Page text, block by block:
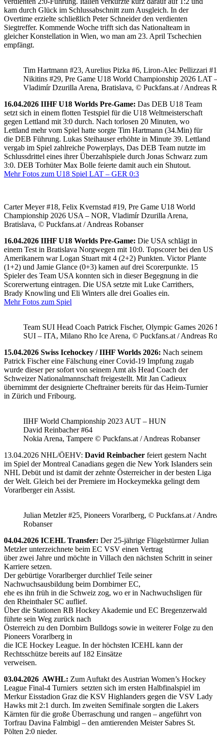
kam durch Glück im Schlussabschnitt zum Ausgleich. In der
Overtime erzielte schließlich Peter Schneider den verdienten
Siegtreffer. Kommende Woche trifft sich das Nationalteam in
gleicher Konstellation in Wien, wo man am 23. April Tschechien
empfängt.
Tim Hartmann #23, Aurelius Pizka #6, Liron-Alec Pellizzari
Nikitins #29, Pre Game U18 World Championship 2026 LAT
Vladimír Dzurilla Arena, Bratislava, © Puckfans.at / Andreas
16.04.2026 IIHF U18 Worlds Pre-Game: Das DEB U18 Team
setzt sich in einem flotten Testspiel für die U18 Weltmeisterschaft
gegen Lettland mit 3:0 durch. Nach torlosen 20 Minuten, wo
Lettland mehr vom Spiel hatte sorgte Tim Hartmann (34.Min) für
die DEB Führung. Lukas Steihauser erhöhte in Minute 39. Lettland
vergab im Spiel zahlreiche Powerplays, Das DEB Team nutzte im
Schlussdrittel eines ihrer Überzahlspiele durch Jonas Schwarz zum
3:0. DEB Torhüter Max Bolle feierte damit auch ein Shutout.
Mehr Fotos zum U18 Spiel LAT – GER 0:3
Carter Meyer #18, Felix Kvernstad #19, Pre Game U18 World
Championship 2026 USA – NOR, Vladimír Dzurilla Arena,
Bratislava, © Puckfans.at / Andreas Robanser
16.04.2026 IIHF U18 Worlds Pre-Game: Die USA schlägt in
einem Test in Bratislava Norgwegen mit 10:0. Topscorer bei den US
Amerikanern war Logan Stuart mit 4 (2+2) Punkten. Victor Plante
(1+2) und Jamie Glance (0+3) kamen auf drei Scorerpunkte. 15
Spieler des Team USA konnten sich in dieser Begegnung in die
Scorerwertung eintragen. Die USA setzte mit Luke Carrithers,
Brady Knowling und Eli Winters alle drei Goalies ein.
Mehr Fotos zum Spiel
Team SUI Head Coach Patrick Fischer, Olympic Games 2026
SUI – ITA, Milano Rho Ice Arena, © Puckfans.at / Andreas
15.04.2026 Swiss Icehockey / IIHF Worlds 2026: Nach seinem
Patrick Fischer eine Fälschung einer Covid-19 Impfung zugab
wurde dieser per sofort von seinem Amt als Head Coach der
Schweizer Nationalmannschaft freigestellt. Mit Jan Cadieux
übernimmt der designierte Cheftrainer bereits für das Heim-Turnier
in Zürich und Fribourg.
IIHF World Championship 2023 AUT – HUN
David Reinbacher #64
Nokia Arena, Tampere © Puckfans.at / Andreas Robanser
13.04.2026 NHL/ÖEHV: David Reinbacher feiert gestern Nacht
im Spiel der Montreal Canadians gegen die New York Islanders sein
NHL Debüt und ist damit der zehnte Österreicher in der besten Liga
der Welt. Gleich bei der Premiere im Hockeymekka gelingt dem
Vorarlberger ein Assist.
Julian Metzler #25, Pioneers Vorarlberg, © Puckfans.at /
Robanser
04.04.2026 ICEHL Transfer: Der 25-jährige Flügelstürmer Julian
Metzler unterzeichnete beim EC VSV einen Vertrag
über zwei Jahre und möchte in Villach den nächsten Schritt in seiner
Karriere setzen.
Der gebürtige Vorarlberger durchlief Teile seiner
Nachwuchsausbildung beim Dornbirner EC,
ehe es ihn früh in die Schweiz zog, wo er in Nachwuchsligen für
den Rheinthaler SC auflief.
Über die Stationen RB Hockey Akademie und EC Bregenzerwald
führte sein Weg zurück nach
Österreich zu den Dornbirn Bulldogs sowie in weiterer Folge zu den
Pioneers Vorarlberg in
die ICE Hockey League. In der höchsten ICEHL kann der
Rechtsschütze bereits auf 182 Einsätze
verweisen.
03.04.2026 AWHL: Zum Auftakt des Austrian Women’s Hockey
League Final-4 Turniers setzten sich im ersten Halbfinalspiel im
Merkur Eisstadion Graz die KSV Highlanders gegen die VSV Lady
Hawks mit 2:1 durch. Im zweiten Semifinale sorgten die Lakers
Kärnten für die große Überraschung und rangen – angeführt von
Torfrau Davina Falmbigl – den amtierenden Meister Sabres St.
Pölten 2:0 nieder.